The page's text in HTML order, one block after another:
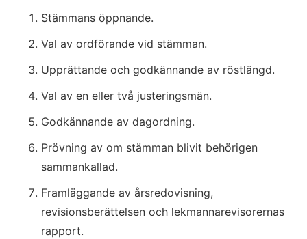
Stämmans öppnande.
Val av ordförande vid stämman.
Upprättande och godkännande av röstlängd.
Val av en eller två justeringsmän.
Godkännande av dagordning.
Prövning av om stämman blivit behörigen
sammankallad.
Framläggande av årsredovisning,
revisionsberättelsen och lekmannarevisorernas
rapport.